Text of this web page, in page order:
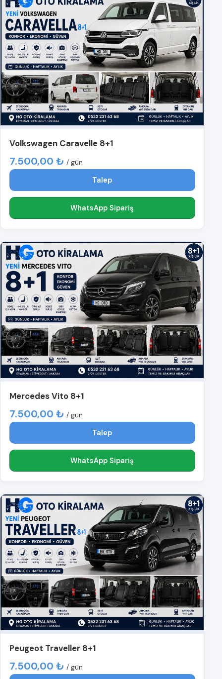
Volkswagen Caravelle 8+1
7.500,00 ₺ / gün
Talep
WhatsApp Sipariş
Mercedes Vito 8+1
7.500,00 ₺ / gün
Talep
WhatsApp Sipariş
Peugeot Traveller 8+1
7.500,00 ₺ / gün